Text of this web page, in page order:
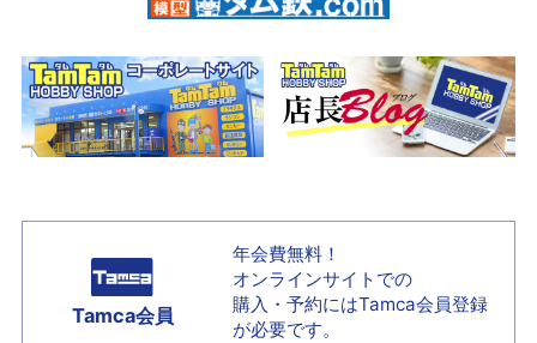
Tamca会員
年会費無料！
オンラインサイトでの
購入・予約にはTamca会員登録
が必要です。